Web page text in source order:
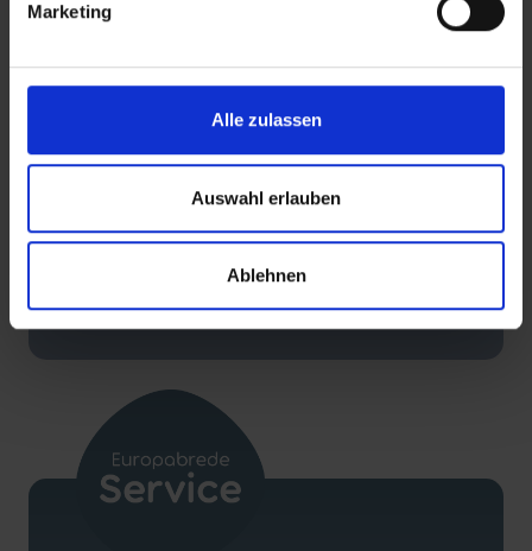
Marketing
Alle zulassen
Auswahl erlauben
Ablehnen
REICH is gespecialiseerd in accessoires voor
vrijetijdsvoertuigen en is Europa's toonaangevende
REICH GmbH zorgt REICH Water Solutions
voor zuiver drinkwater en pure verfrissing op reis.